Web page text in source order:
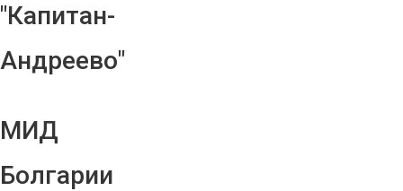
"Капитан-
Андреево"
МИД
Болгарии